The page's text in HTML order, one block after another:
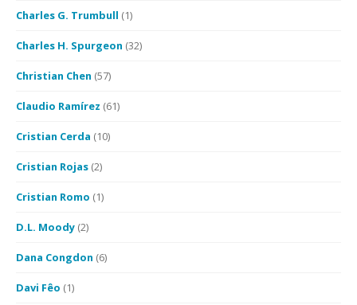
Charles G. Trumbull (1)
Charles H. Spurgeon (32)
Christian Chen (57)
Claudio Ramírez (61)
Cristian Cerda (10)
Cristian Rojas (2)
Cristian Romo (1)
D.L. Moody (2)
Dana Congdon (6)
Davi Fêo (1)